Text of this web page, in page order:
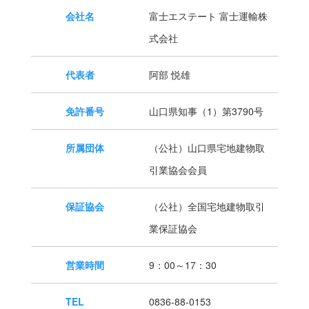
会社名
富士エステート 富士運輸株
式会社
代表者 阿部 悦雄
免許番号 山口県知事（1）第3790号
所属団体
（公社）山口県宅地建物取
引業協会会員
保証協会
（公社）全国宅地建物取引
業保証協会
営業時間 9：00～17：30
TEL
0836-88-0153